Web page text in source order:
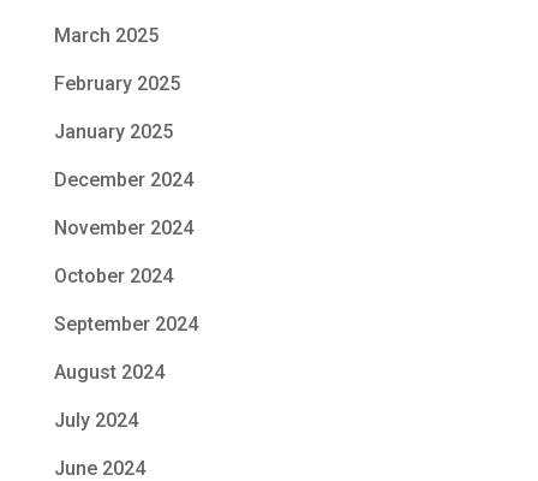
March 2025
February 2025
January 2025
December 2024
November 2024
October 2024
September 2024
August 2024
July 2024
June 2024